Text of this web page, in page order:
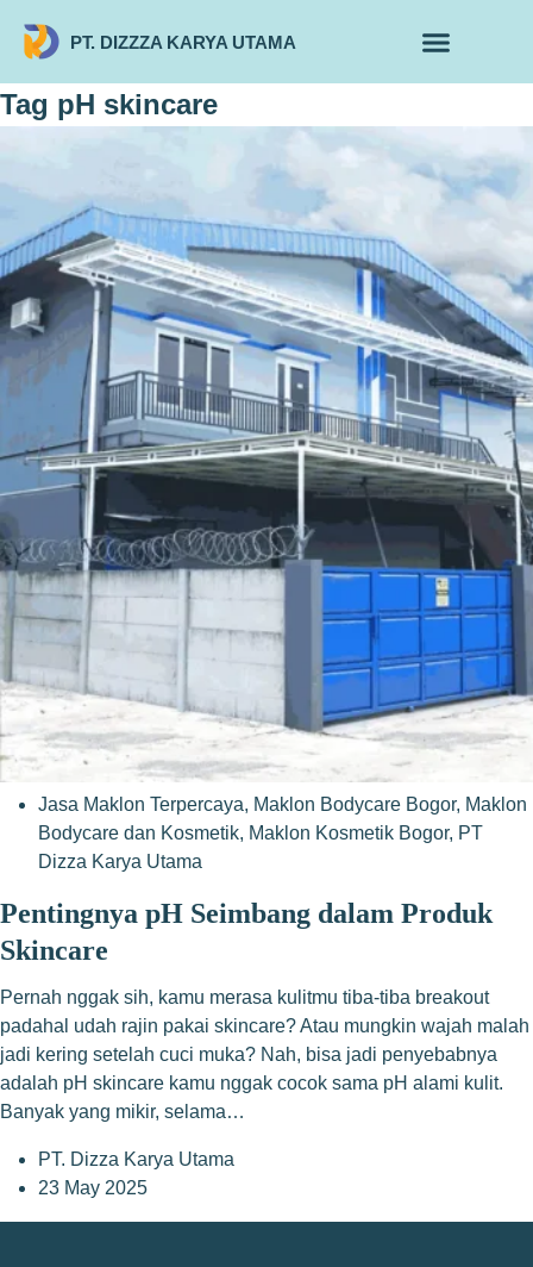
PT. DIZZZA KARYA UTAMA
Tag pH skincare
Jasa Maklon Terpercaya, Maklon Bodycare Bogor, Maklon
Bodycare dan Kosmetik, Maklon Kosmetik Bogor, PT
Dizza Karya Utama
Pentingnya pH Seimbang dalam Produk
Skincare
Pernah nggak sih, kamu merasa kulitmu tiba-tiba breakout
padahal udah rajin pakai skincare? Atau mungkin wajah malah
jadi kering setelah cuci muka? Nah, bisa jadi penyebabnya
adalah pH skincare kamu nggak cocok sama pH alami kulit.
Banyak yang mikir, selama…
PT. Dizza Karya Utama
23 May 2025